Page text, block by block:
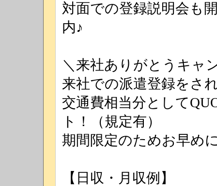
対面での登録説明会も
内♪
＼来社ありがとうキャ
来社での派遣登録をさ
交通費相当分として
ト！（規定有）
期間限定のためお早め
【日収・月収例】